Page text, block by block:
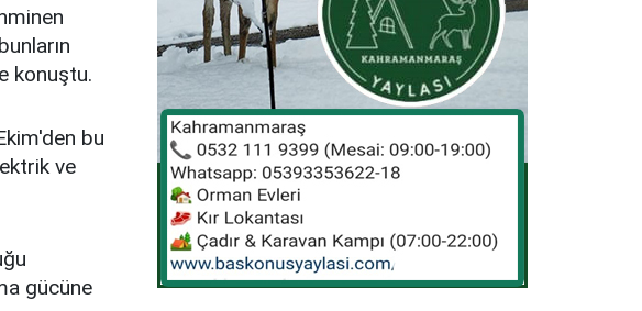
konuştu.
bu
ve
gücüne